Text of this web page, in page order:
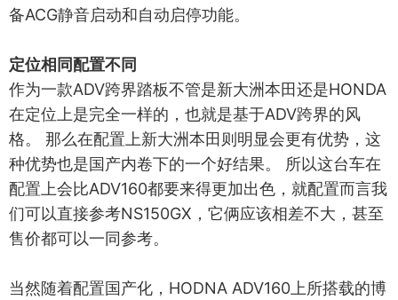
备ACG静音启动和自动启停功能。
定位相同配置不同
作为一款ADV跨界踏板不管是新大洲本田还是HONDA
在定位上是完全一样的，也就是基于ADV跨界的风
格。 那么在配置上新大洲本田则明显会更有优势，这
种优势也是国产内卷下的一个好结果。 所以这台车在
配置上会比ADV160都要来得更加出色，就配置而言我
们可以直接参考NS150GX，它俩应该相差不大，甚至
售价都可以一同参考。
当然随着配置国产化，HODNA ADV160上所搭载的博